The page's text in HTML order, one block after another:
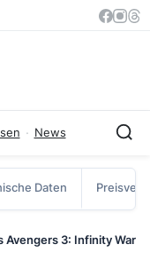
· News
Daten
Avengers 3: Infinity War